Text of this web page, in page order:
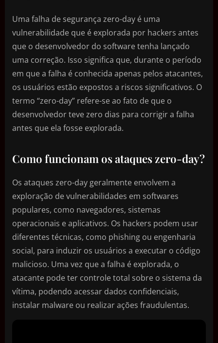
Uma falha de segurança zero-day é uma
vulnerabilidade que é explorada por hackers antes
que o desenvolvedor do software tenha lançado
uma correção. Isso significa que, durante o período
em que a falha é conhecida apenas pelos atacantes,
os usuários estão expostos a riscos significativos. O
termo “zero-day” refere-se ao fato de que o
desenvolvedor teve zero dias para corrigir a falha
antes que ela fosse explorada.
Como funcionam os ataques zero-day?
Os ataques zero-day geralmente envolvem a
exploração de vulnerabilidades em softwares
populares, como navegadores, sistemas
operacionais e aplicativos. Os hackers podem usar
diferentes técnicas, como phishing ou engenharia
social, para induzir os usuários a executar o código
malicioso. Uma vez que a falha é explorada, o
atacante pode ter controle total sobre o sistema da
vítima, podendo acessar dados confidenciais,
instalar malware ou realizar ações fraudulentas.